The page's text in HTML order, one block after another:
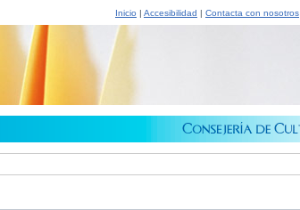
Inicio | Accesibilidad | Contacta con nosotros